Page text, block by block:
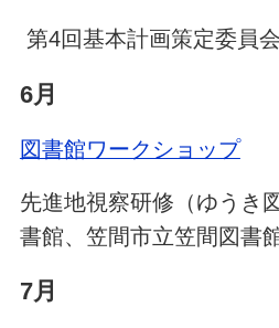
第4回基本計画策定委員会
6月
図書館ワークショップ
先進地視察研修（ゆうき
書館、笠間市立笠間図書館
7月